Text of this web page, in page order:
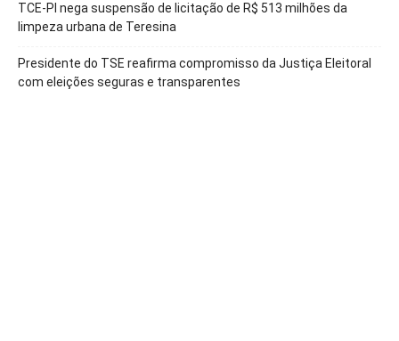
TCE-PI nega suspensão de licitação de R$ 513 milhões da
limpeza urbana de Teresina
Presidente do TSE reafirma compromisso da Justiça Eleitoral
com eleições seguras e transparentes